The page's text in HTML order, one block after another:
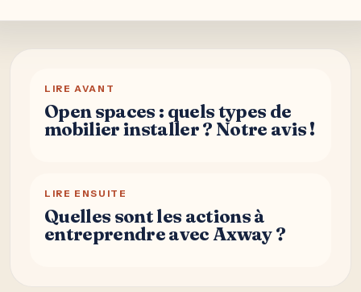
LIRE AVANT
Open spaces : quels types de
mobilier installer ? Notre avis !
LIRE ENSUITE
Quelles sont les actions à
entreprendre avec Axway ?